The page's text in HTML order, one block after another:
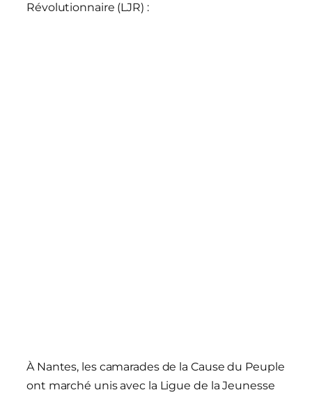
Révolutionnaire (LJR) :
À Nantes, les camarades de la Cause du Peuple
ont marché unis avec la Ligue de la Jeunesse